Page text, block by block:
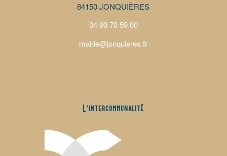
84150 JONQUIÈRES
04 90 70 59 00
mairie@jonquieres.fr
L’intercommunalité